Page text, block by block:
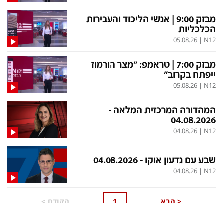
מבזק 9:00 | אנשי הליכוד והעבירות
הכלכליות
N12
|
05.08.26
מבזק 7:00 | טראמפ: "מצר הורמוז
ייפתח בקרוב"
N12
|
05.08.26
המהדורה המרכזית המלאה -
04.08.2026
N12
|
04.08.26
שבע עם גדעון אוקו - 04.08.2026
N12
|
04.08.26